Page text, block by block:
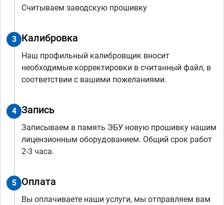
Считываем заводскую прошивку
3 Калибровка
Наш профильный калибровщик вносит
необходимые корректировки в считанный файл, в
соответствии с вашими пожеланиями.
4 Запись
Записываем в память ЭБУ новую прошивку нашим
лицензионным оборудованием. Общий срок работ
2-3 часа.
5 Оплата
Вы оплачиваете наши услуги, мы отправляем вам